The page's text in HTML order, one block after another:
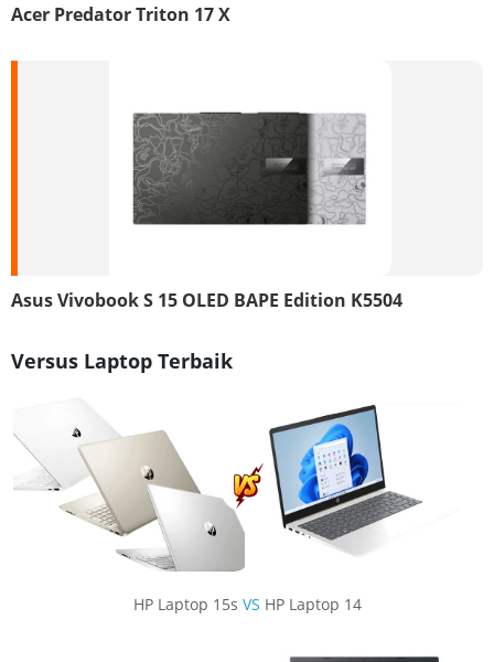
Acer Predator Triton 17 X
Asus Vivobook S 15 OLED BAPE Edition K5504
Versus Laptop Terbaik
HP Laptop 15s VS HP Laptop 14